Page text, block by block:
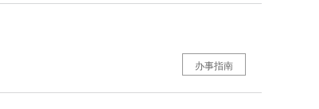
办事指南